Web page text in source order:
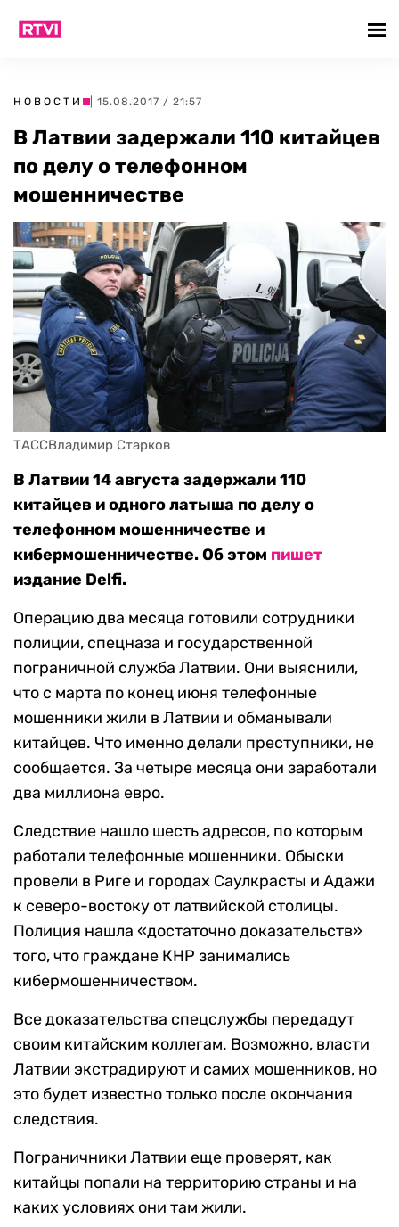
НОВОСТИ | 15.08.2017 / 21:57
В Латвии задержали 110 китайцев
по делу о телефонном
мошенничестве
ТАССВладимир Старков
В Латвии 14 августа задержали 110
китайцев и одного латыша по делу о
телефонном мошенничестве и
кибермошенничестве. Об этом пишет
издание Delfi.
Операцию два месяца готовили сотрудники
полиции, спецназа и государственной
пограничной служба Латвии. Они выяснили,
что с марта по конец июня телефонные
мошенники жили в Латвии и обманывали
китайцев. Что именно делали преступники, не
сообщается. За четыре месяца они заработали
два миллиона евро.
Следствие нашло шесть адресов, по которым
работали телефонные мошенники. Обыски
провели в Риге и городах Саулкрасты и Адажи
к северо-востоку от латвийской столицы.
Полиция нашла «достаточно доказательств»
того, что граждане КНР занимались
кибермошенничеством.
Все доказательства спецслужбы передадут
своим китайским коллегам. Возможно, власти
Латвии экстрадируют и самих мошенников, но
это будет известно только после окончания
следствия.
Пограничники Латвии еще проверят, как
китайцы попали на территорию страны и на
каких условиях они там жили.